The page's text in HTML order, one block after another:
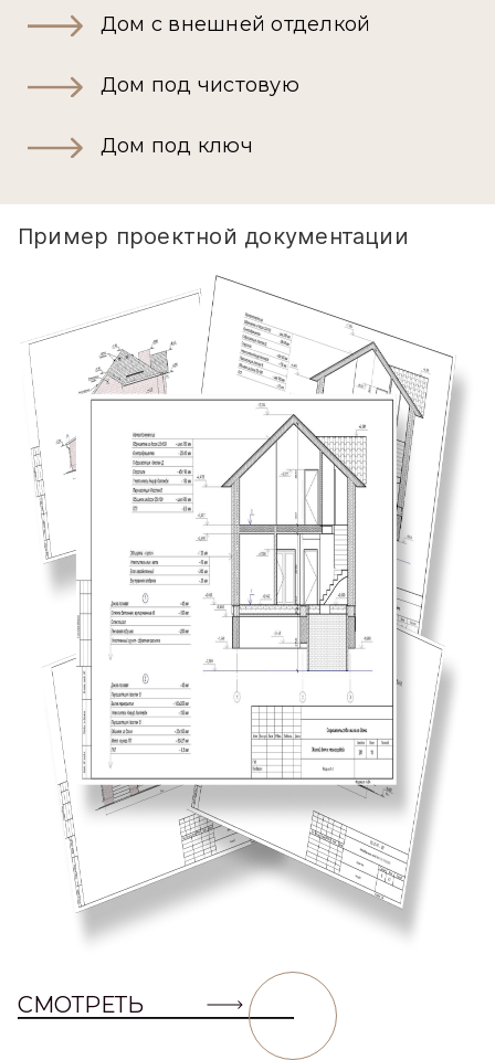
Дом с внешней отделкой
Дом под чистовую
Дом под ключ
Пример проектной документации
СМОТРЕТЬ